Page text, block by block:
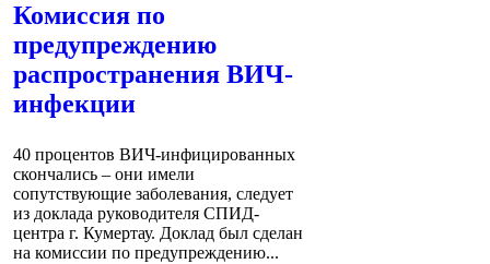
Комиссия по
предупреждению
распространения ВИЧ-
инфекции
40 процентов ВИЧ-инфицированных
скончались – они имели
сопутствующие заболевания, следует
из доклада руководителя СПИД-
центра г. Кумертау. Доклад был сделан
на комиссии по предупреждению...